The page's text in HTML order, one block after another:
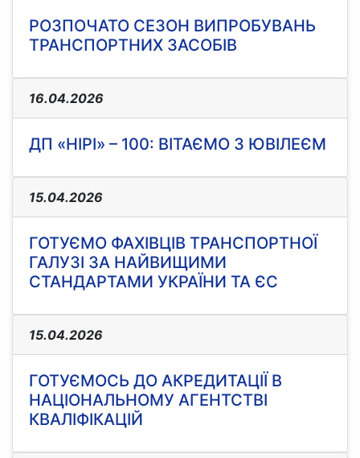
РОЗПОЧАТО СЕЗОН ВИПРОБУВАНЬ
ТРАНСПОРТНИХ ЗАСОБІВ
16.04.2026
ДП «НІРІ» – 100: ВІТАЄМО З ЮВІЛЕЄМ
15.04.2026
ГОТУЄМО ФАХІВЦІВ ТРАНСПОРТНОЇ
ГАЛУЗІ ЗА НАЙВИЩИМИ
СТАНДАРТАМИ УКРАЇНИ ТА ЄС
15.04.2026
ГОТУЄМОСЬ ДО АКРЕДИТАЦІЇ В
НАЦІОНАЛЬНОМУ АГЕНТСТВІ
КВАЛІФІКАЦІЙ